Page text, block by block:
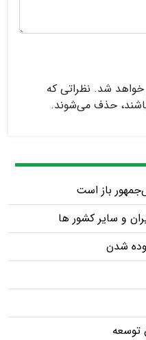
شد. نظراتی که
حذف می‌شوند.
باز است
و سایر کشور ها
شدن
توسعه